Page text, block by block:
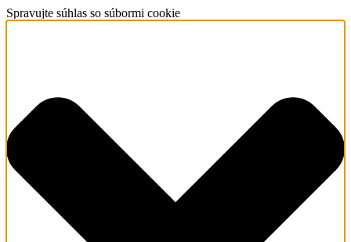
Spravujte súhlas so súbormi cookie